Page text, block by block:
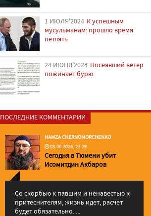
1 ИЮЛЯ'2024 К успешным
мусульманам: прошло время
петлять
24 ИЮНЯ'2024 Посеявший ветер
пожинает бурю
ПОСЛЕДНИЕ КОММЕНТАРИИ
HAMZA CHERNOMORCHENKO
03.06.2026, 23:29
Сегодня в Тюмени убит
Исомитдин Акбаров
Со скорбью к павшим и ненавестью к
притеснителям, жизнь идет, расчет
будет обязательно. ...